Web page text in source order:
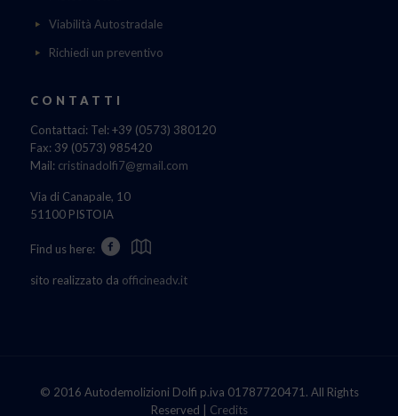
Viabilità Autostradale
Richiedi un preventivo
CONTATTI
Contattaci: Tel: +39 (0573) 380120
Fax: 39 (0573) 985420
Mail: cristinadolfi7@gmail.com
Via di Canapale, 10
51100 PISTOIA
Find us here:
sito realizzato da officineadv.it
© 2016 Autodemolizioni Dolfi p.iva 01787720471. All Rights
Reserved | Credits